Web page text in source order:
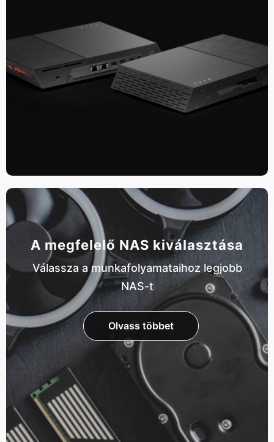
A megfelelő NAS kiválasztása
Válassza a munkafolyamataihoz legjobb
NAS-t
Olvass többet